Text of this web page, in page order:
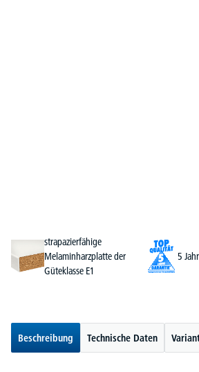
strapazierfähige
Melaminharzplatte der
Güteklasse E1
5
Beschreibung Technische Daten